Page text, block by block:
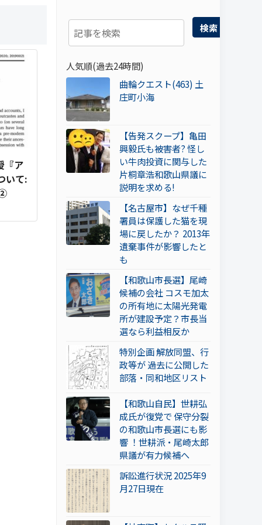
検索
人気順(過去24時間)
曲輪クエスト(463) 土
庄町小海
【告発スクープ】亀田
興毅氏も被害者? 怪し
い牛肉投資に関与した
片桐章浩和歌山県議に
説明を求める!
【名古屋市】なぜ千種
署員は保護した猫を現
場に戻したか？ 2013年
遺棄事件が影響したと
も
【和歌山市長選】尾崎
候補の会社 コスモ加太
の所有地に太陽光発電
所が建設予定？市長当
選なら利益相反か
特別企画 解放同盟、行
政等が 過去に公開した
部落・同和地区リスト
【和歌山自民】世耕弘
成氏が復党で 保守分裂
の和歌山市長選にも影
響 ！世耕派・尾崎太郎
県議が有力候補へ
訴訟進行状況 2025年9
月27日現在
『ア
いて: